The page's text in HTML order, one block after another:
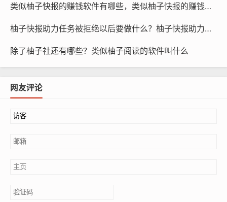
类似柚子快报的赚钱软件有哪些，类似柚子快报的赚钱软件是真的吗
柚子快报助力任务被拒绝以后要做什么？柚子快报助力的昵称是什么
除了柚子社还有哪些？类似柚子阅读的软件叫什么
网友评论